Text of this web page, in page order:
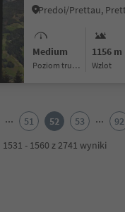
Medium
Poziom trudności
1156 m
Wzlot
... 51 52 53 ...
92
1531 - 1560 z 2741 wyniki